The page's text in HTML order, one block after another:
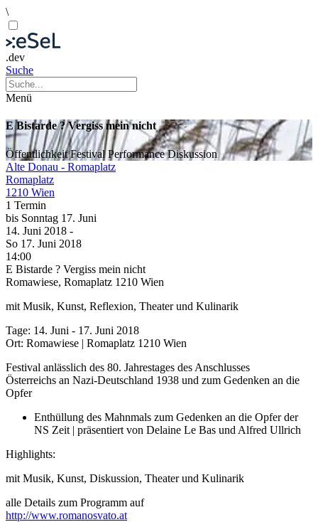
\
.dev
Suche
Menü
E Bistarde ? Vergiss mein nicht
ÖffentlichkeitFestivalPerformanceDiskussion
Alte Donau - Romaplatz
Romaplatz
1210 Wien
1 Termin
bis Sonntag 17. Juni
14. Juni 2018 -
So 17. Juni 2018
14:00
E Bistarde ? Vergiss mein nicht
Romawiese, Romaplatz 1210 Wien
mit Musik, Kunst, Reflexion, Theater und Kulinarik
Tage: 14. Juni - 17. Juni 2018
Ort: Romawiese | Romaplatz 1210 Wien
Festival anlässlich des 80. Jahrestages des Anschlusses
Österreichs an Nazi-Deutschland 1938 und zum Gedenken an die
Opfer
Enthüllung des Mahnmals zum Gedenken an die Opfer der
NS Zeit | präsentiert von Delaine Le Bas und Alfred Ullrich
Highlights:
mit Musik, Kunst, Diskussion, Theater und Kulinarik
alle Details zum Programm auf
http://www.romanosvato.at